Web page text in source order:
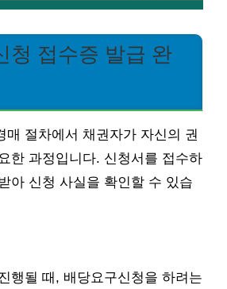
청 접수증 발급 완
매 절차에서 채권자가 자신의 권
한 과정입니다. 신청서를 접수하
아 신청 사실을 확인할 수 있습
행될 때, 배당요구신청을 하려는